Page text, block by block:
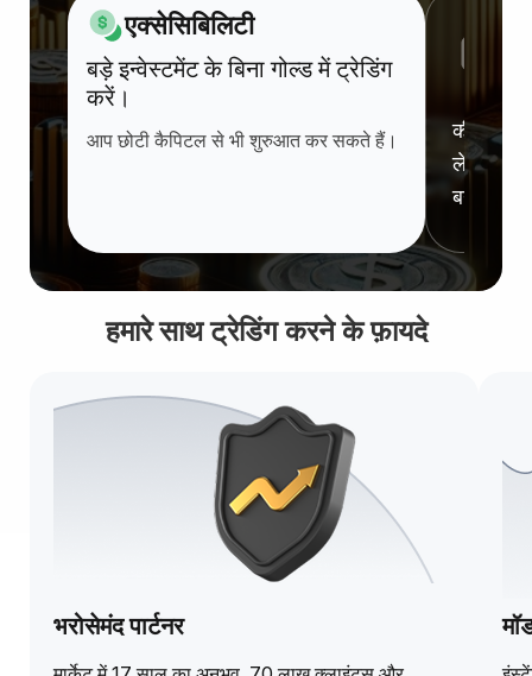
एक्सेसिबिलिटी
बड़े इन्वेस्टमेंट के बिना गोल्ड में ट्रेडिंग
करें।
आप छोटी कैपिटल से भी शुरुआत कर सकते हैं।
कीमतें
लेकिन
बनाए
हमारे साथ ट्रेडिंग करने के फ़ायदे
भरोसेमंद पार्टनर